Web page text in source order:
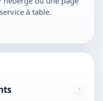
à table.